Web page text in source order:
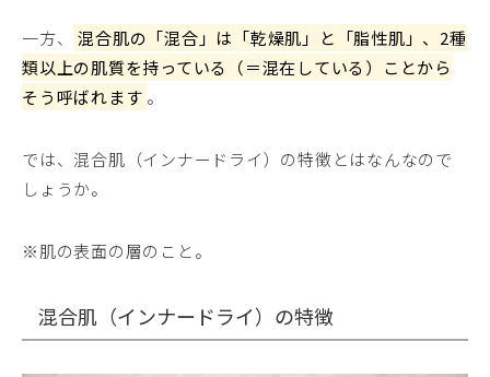
一方、
混合肌の「混合」は「乾燥肌」と「脂性肌」、2種
類以上の肌質を持っている（＝混在している）ことから
そう呼ばれます 。
では、混合肌（インナードライ）の特徴とはなんなので
しょうか。
※肌の表面の層のこと。
混合肌（インナードライ）の特徴